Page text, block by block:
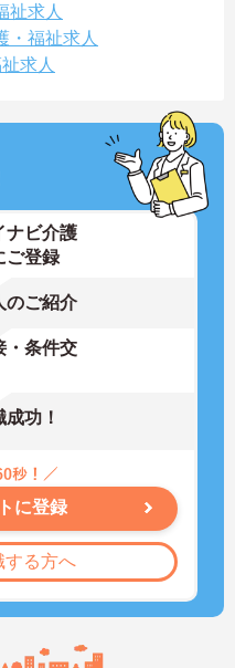
祉求人
・福祉求人
求人
ナビ介護
ご登録
のご紹介
・条件交
成功！
に登録
する方へ